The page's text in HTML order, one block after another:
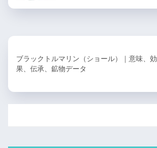
ブラックトルマリン（ショール）｜意味、効
果、伝承、鉱物データ